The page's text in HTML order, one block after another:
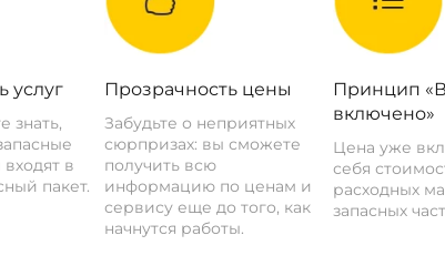
услуг
знать,
в
пакет.
Прозрачность цены
Забудьте о неприятных
сюрпризах: вы сможете
получить всю
информацию по ценам и
сервису еще до того, как
начнутся работы.
Принцип
включено»
Цена уже
себя
расходных
запасных